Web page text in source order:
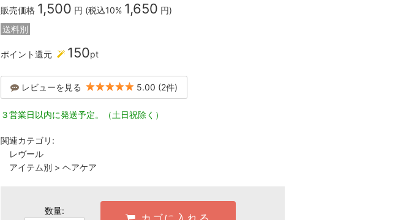
販売価格 1,500 円 (税込10% 1,650 円)
送料別
ポイント還元 150pt
レビューを見る 5.00 (2件)
３営業日以内に発送予定。（土日祝除く）
関連カテゴリ:
レヴール
アイテム別 > ヘアケア
数量: